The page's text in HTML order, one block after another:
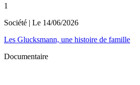
1
Société | Le 14/06/2026
Les Glucksmann, une histoire de famille
Documentaire